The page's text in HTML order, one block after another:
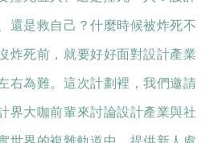
還是救自己？什麼時候被炸死不
炸死前，就要好好面對設計產業
右為難。這次計劃裡，我們邀請
界大咖前輩來討論設計產業與社